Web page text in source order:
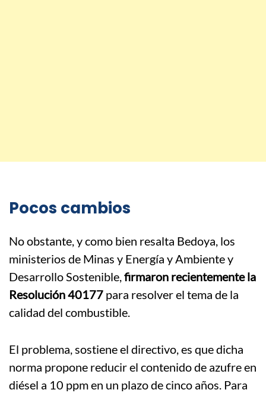
Pocos cambios
No obstante, y como bien resalta Bedoya, los
ministerios de Minas y Energía y Ambiente y
Desarrollo Sostenible,firmaron recientemente la
Resolución 40177 para resolver el tema de la
calidad del combustible.
El problema, sostiene el directivo, es que dicha
norma propone reducir el contenido de azufre en
diésel a 10 ppm en un plazo de cinco años. Para